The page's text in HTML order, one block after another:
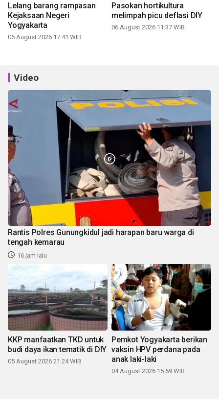
Lelang barang rampasan
Kejaksaan Negeri
Yogyakarta
06 August 2026 17:41 WIB
Pasokan hortikultura
melimpah picu deflasi DIY
06 August 2026 11:37 WIB
Video
Rantis Polres Gunungkidul jadi harapan baru warga di
tengah kemarau
16 jam lalu
KKP manfaatkan TKD untuk
budi daya ikan tematik di DIY
05 August 2026 21:24 WIB
Pemkot Yogyakarta berikan
vaksin HPV perdana pada
anak laki-laki
04 August 2026 15:59 WIB